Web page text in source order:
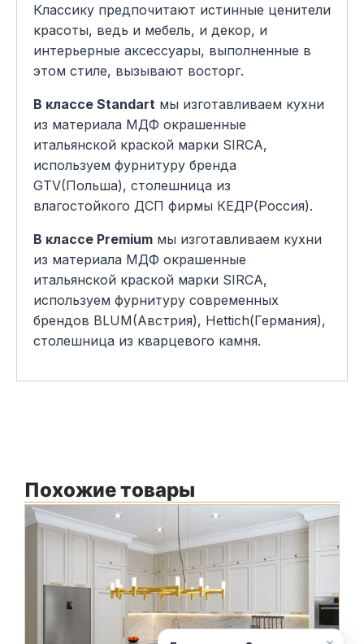
Классику предпочитают истинные ценители
красоты, ведь и мебель, и декор, и
интерьерные аксессуары, выполненные в
этом стиле, вызывают восторг.
В классе Standart мы изготавливаем кухни
из материала МДФ окрашенные
итальянской краской марки SIRCA,
используем фурнитуру бренда
GTV(Польша), столешница из
влагостойкого ДСП фирмы КЕДР(Россия).
В классе Premium мы изготавливаем кухни
из материала МДФ окрашенные
итальянской краской марки SIRCA,
используем фурнитуру современных
брендов BLUM(Австрия), Hettich(Германия),
столешница из кварцевого камня.
Похожие товары